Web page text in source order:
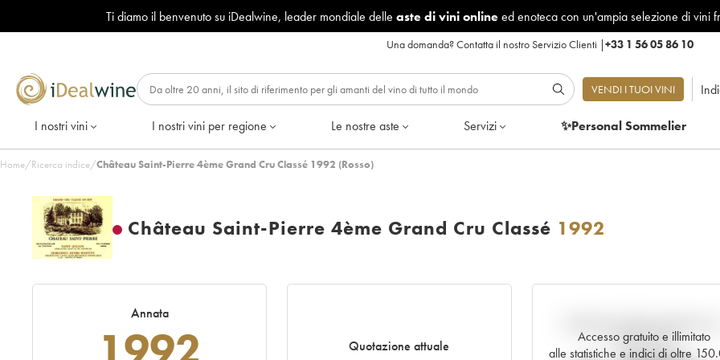
Ti diamo il benvenuto su iDealwine, leader mondiale delle aste di vini onlineed enoteca con un'ampia selezione di vini
Una domanda?Contatta il nostro Servizio Clienti |+33 1 56 05 86 10
VENDI I TUOI VINI
I nostri vini I nostri vini per regione Le nostre aste Servizi ✨Personal Sommelier
Home/Ricerca indice/Château Saint-Pierre 4ème Grand Cru Classé 1992 (Rosso)
Château Saint-Pierre 4ème Grand Cru Classé 1992
Annata
Quotazione attuale
Accesso gratuito e illimitato
alle statistiche e indici di oltre
tempo reale